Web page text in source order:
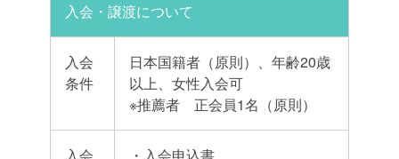
入会・譲渡について
入会
条件
日本国籍者（原則）、年齢20歳
以上、女性入会可
※推薦者 正会員1名（原則）